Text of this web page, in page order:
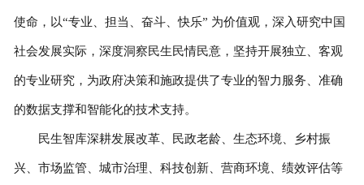
使命，以“专业、担当、奋斗、快乐” 为价值观，深入研究中国
社会发展实际，深度洞察民生民情民意，坚持开展独立、客观
的专业研究，为政府决策和施政提供了专业的智力服务、准确
的数据支撑和智能化的技术支持。
民生智库深耕发展改革、民政老龄、生态环境、乡村振
兴、市场监管、城市治理、科技创新、营商环境、绩效评估等